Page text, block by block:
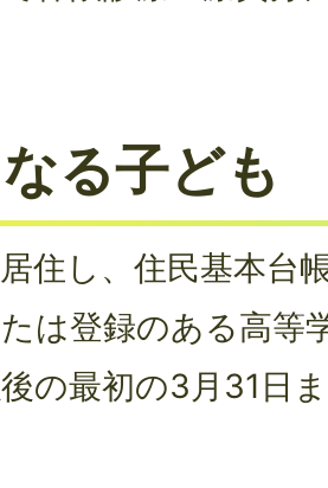
る子ども
住し、住民基本台
は登録のある高等
の最初の3月31日